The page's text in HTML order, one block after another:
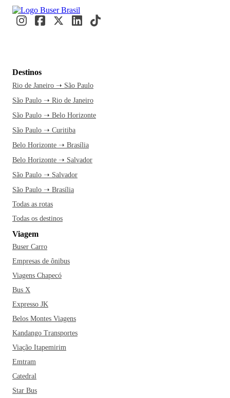
Destinos
Rio de Janeiro ➝ São Paulo
São Paulo ➝ Rio de Janeiro
São Paulo ➝ Belo Horizonte
São Paulo ➝ Curitiba
Belo Horizonte ➝ Brasília
Belo Horizonte ➝ Salvador
São Paulo ➝ Salvador
São Paulo ➝ Brasília
Todas as rotas
Todas os destinos
Viagem
Buser Carro
Empresas de ônibus
Viagens Chapecó
Bus X
Expresso JK
Belos Montes Viagens
Kandango Transportes
Viação Itapemirim
Emtram
Catedral
Star Bus